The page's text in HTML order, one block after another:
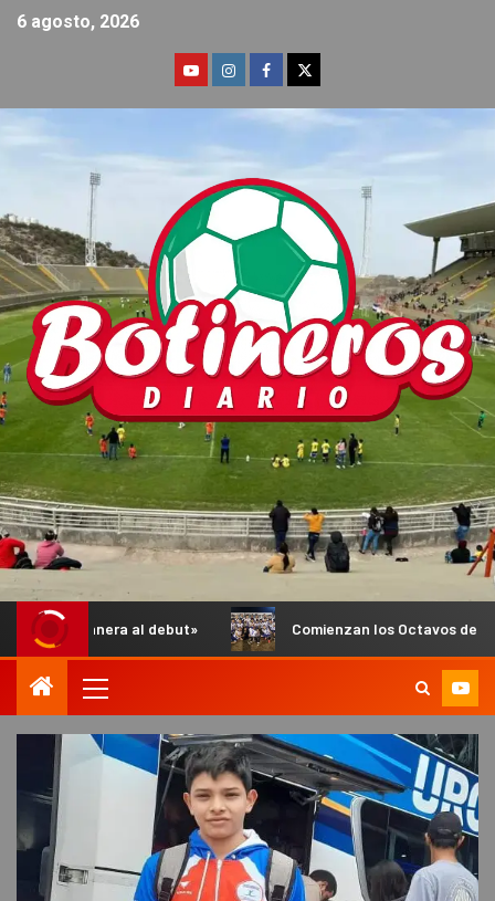
6 agosto, 2026
al debut» Comienzan los Octavos de Final del Anual